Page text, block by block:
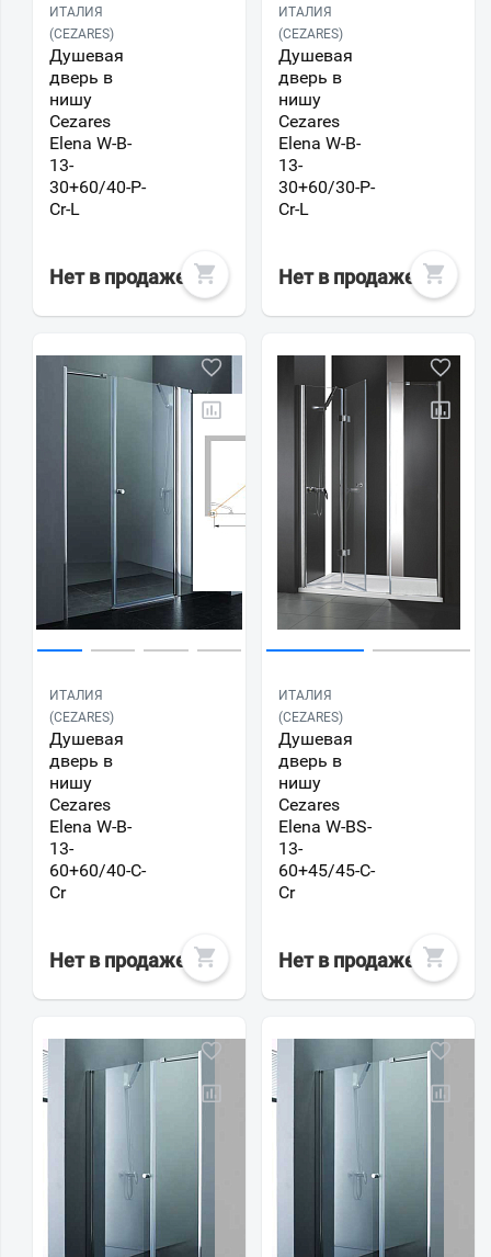
ИТАЛИЯ
(CEZARES)
Душевая
дверь в
нишу
Cezares
Elena W-B-
13-
30+60/40-P-
Cr-L
Нет в продаже
ИТАЛИЯ
(CEZARES)
Душевая
дверь в
нишу
Cezares
Elena W-B-
13-
30+60/30-P-
Cr-L
Нет в продаже
ИТАЛИЯ
(CEZARES)
Душевая
дверь в
нишу
Cezares
Elena W-B-
13-
60+60/40-C-
Cr
Нет в продаже
ИТАЛИЯ
(CEZARES)
Душевая
дверь в
нишу
Cezares
Elena W-BS-
13-
60+45/45-C-
Cr
Нет в продаже